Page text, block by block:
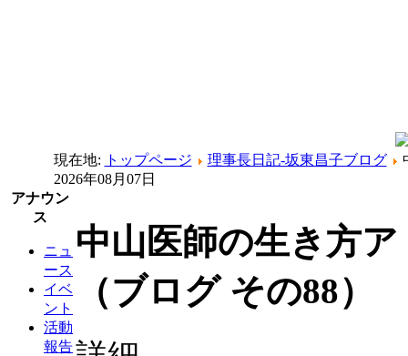
現在地: トップページ 理事長日記-坂東昌子ブログ
2026年08月07日
アナウン
ス
ニュ
ース
イベ
ント
活動
報告
中山医師の生き方
（ブログ その88）